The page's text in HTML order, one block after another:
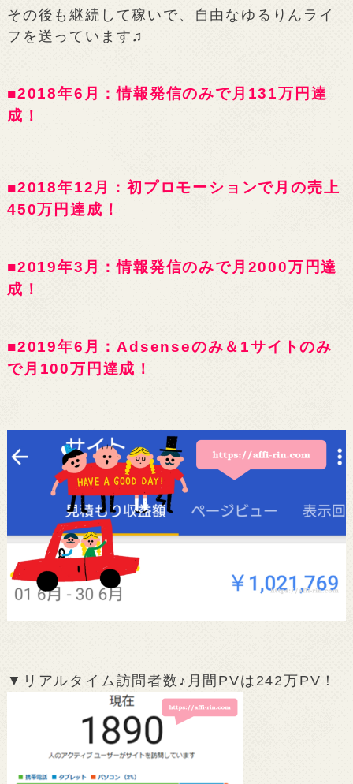
その後も継続して稼いで、自由なゆるりんライ
フを送っています♫
■2018年6月：情報発信のみで月131万円達
成！
■2018年12月：初プロモーションで月の売上
450万円達成！
■2019年3月：情報発信のみで月2000万円達
成！
■2019年6月：Adsenseのみ＆1サイトのみ
で月100万円達成！
▼リアルタイム訪問者数♪月間PVは242万PV！